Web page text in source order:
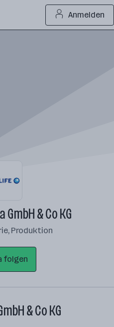
Anmelden
GmbH & Co KG
Produktion
folgen
& Co KG